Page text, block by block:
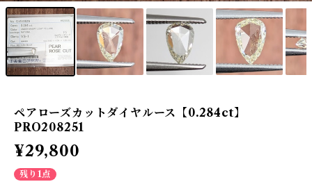
ペアローズカットダイヤルース【0.284ct】
PRO208251
¥29,800
残り1点